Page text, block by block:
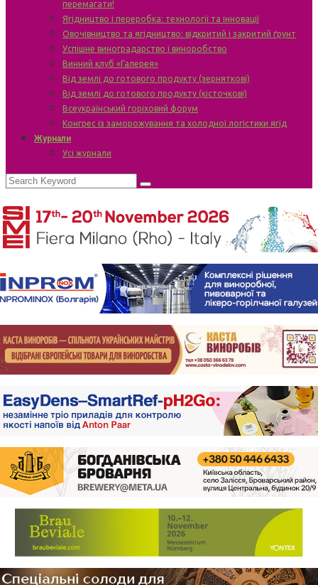
перемагати!
Ягідництво і переробка: технології та інновації
Овочівництво та ягідництво: відкритий і закритий ґрунт
Успішне виноградарство і виноробство
Винний клуб «Галерея»
Від землі до готового продукту (зерняткові)
Від землі до готового продукту (кісточкові)
Всеукраїнський горіховий форум
Конгрес із заморожування та холодної логістики ягід
Журнали
Усі журнали